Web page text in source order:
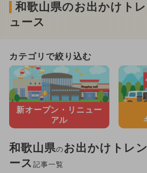
和歌山県のお出かけト
ュース
カテゴリで絞り込む
新オープン・ リニュー
アル
和歌山県のお出かけトレ
ース 記事一覧